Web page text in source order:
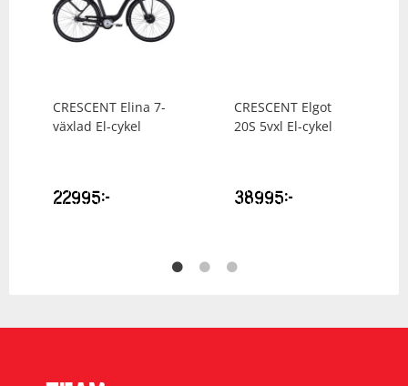
CRESCENT Elina 7-
växlad El-cykel
22995kr
CRESCENT Elgot
20S 5vxl El-cykel
38995kr